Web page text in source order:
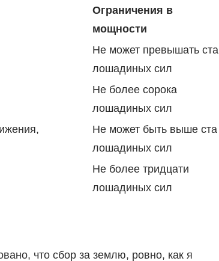
Ограничения в
мощности
Не может превышать ста
лошадиных сил
Не более сорока
лошадиных сил
Не может быть выше ста
лошадиных сил
Не более тридцати
лошадиных сил
что сбор за землю, ровно, как я